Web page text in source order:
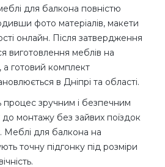
для балкона повністю
фото матеріалів, макети
онлайн. Після затвердження
виготовлення меблів на
готовий комплект
в Дніпрі та області.
процес зручним і безпечним
монтажу без зайвих поїздок
Меблі для балкона на
точну підгонку під розміри